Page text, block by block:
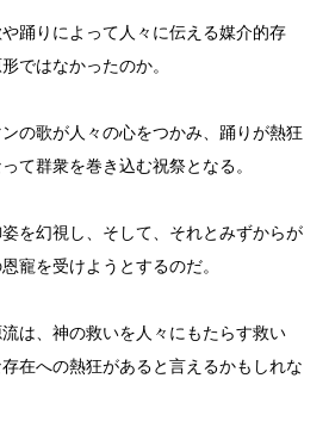
踊りによって人々に伝える媒介的存
ではなかったのか。
の歌が人々の心をつかみ、踊りが熱狂
て群衆を巻き込む祝祭となる。
を幻視し、そして、それとみずからが
寵を受けようとするのだ。
は、神の救いを人々にもたらす救い
在への熱狂があると言えるかもしれな